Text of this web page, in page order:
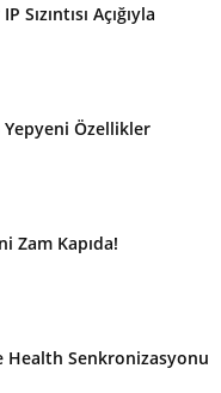
Açığıyla
Yepyeni Özellikler
Zam Kapıda!
Health Senkronizasyonu